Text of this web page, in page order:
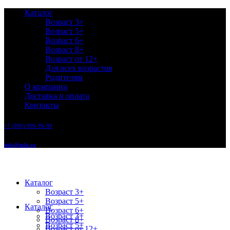
Каталог
Возраст 3+
Возраст 5+
Возраст 6+
Возраст 8+
Возраст от 12+
Для всех возрастов
Родителям
О компании
Доставка и оплата
Контакты
+7 (999) 999-99-99
info@info.ru
Каталог
Возраст 3+
Возраст 5+
Возраст 6+
Возраст 8+
Каталог
Возраст 3+
Возраст 5+